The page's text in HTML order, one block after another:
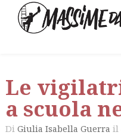
Le
a scuola
Di Giulia Isabella Guerra il